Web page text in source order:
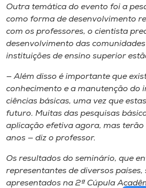
Outra temática do evento foi a
como forma de desenvolvimento
com os professores, o cientista
desenvolvimento das
instituições de ensino superior
— Além disso é importante que
conhecimento e a manutenção do
ciências básicas, uma vez que
futuro. Muitas das pesquisas
aplicação efetiva agora, mas
anos — diz o professor.
Os resultados do seminário, que
representantes de diversos países,
apresentados na 2ª Cúpula